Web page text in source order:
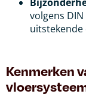
volgens
Kenmerken